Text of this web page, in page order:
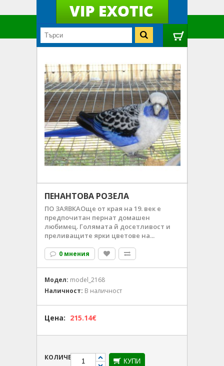
ПЕНАНТОВА РОЗЕЛА
ПО ЗАЯВКАОще от края на 19. век е
предпочитан пернат домашен
любимец. Голямата й досетливост и
преливащите ярки цветове на...
0 мнения
Модел: model_2168
Наличност: В наличност
Цена: 215.14€
КОЛИЧЕСТВО КУПИ